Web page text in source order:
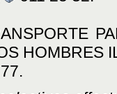
HOMBRES